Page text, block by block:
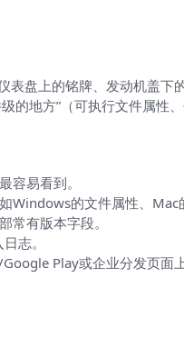
表盘上的铭牌、发动机盖
的地方”（可执行文件属
容易看到。
Windows的文件属性、Mac
常有版本字段。
志。
Play或企业分发页面上